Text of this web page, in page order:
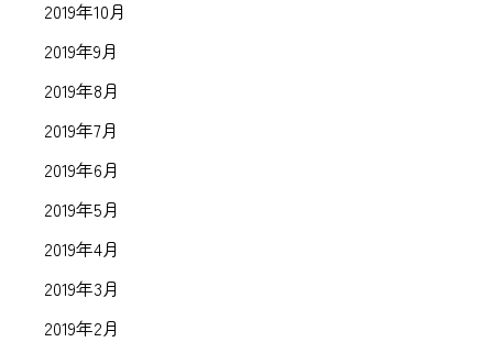
2019年10月
2019年9月
2019年8月
2019年7月
2019年6月
2019年5月
2019年4月
2019年3月
2019年2月